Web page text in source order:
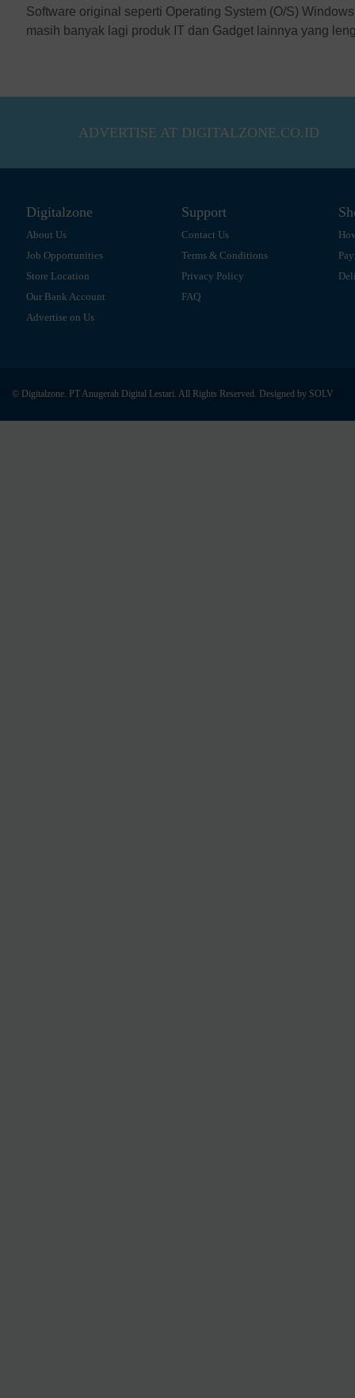
Software original seperti Operating System (O/S)
masih banyak lagi produk IT dan Gadget lainnya yang
ADVERTISE AT DIGITALZONE.CO.ID
Digitalzone
About Us
Job Opportunities
Store Location
Our Bank Account
Advertise on Us
Support
Contact Us
Terms & Conditions
Privacy Policy
FAQ
© Digitalzone. PT Anugerah Digital Lestari. All Rights Reserved. Designed by SOLV